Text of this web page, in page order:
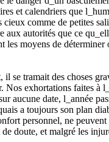
et calendriers que
comme de petites
aux autorités que ce
les moyens de
se tramait des choses
Nos exhortations faites à
aucune date, l_année
a toujours son plan
personnel, ne
doute, et malgré les